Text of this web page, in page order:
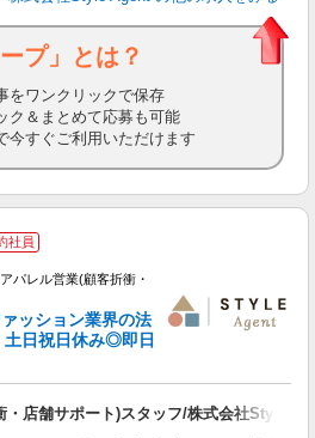
ープ」とは？
をワンクリックで保存
ク＆まとめて応募も可能
今すぐご利用いただけます
社員
パレル営業(顧客折衝・
ッション業界の法
日祝日休み◎即日
・店舗サポート)スタッフ/株式会社Style